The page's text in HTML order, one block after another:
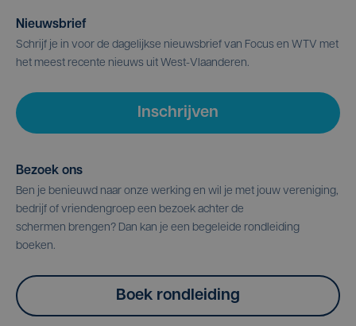
Nieuwsbrief
Schrijf je in voor de dagelijkse nieuwsbrief van Focus en WTV met
het meest recente nieuws uit West-Vlaanderen.
Inschrijven
Bezoek ons
Ben je benieuwd naar onze werking en wil je met jouw vereniging,
bedrijf of vriendengroep een bezoek achter de
schermen brengen? Dan kan je een begeleide rondleiding
boeken.
Boek rondleiding